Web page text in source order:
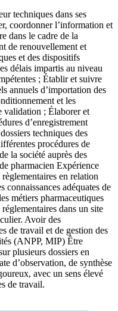
techniques dans ses
coordonner l’information et
dans le cadre de la
de renouvellement et
et des dispositifs
délais impartis au niveau
; Établir et suivre
annuels d’importation des
et les
validation ; Élaborer et
d’enregistrement
techniques des
procédures de
la société auprès des
pharmacien Expérience
en relation
adéquates de
métiers pharmaceutiques
dans un site
Avoir des
de travail et de gestion des
(ANPP, MIP) Être
plusieurs dossiers en
d’observation, de synthèse
avec un sens élevé
de travail.